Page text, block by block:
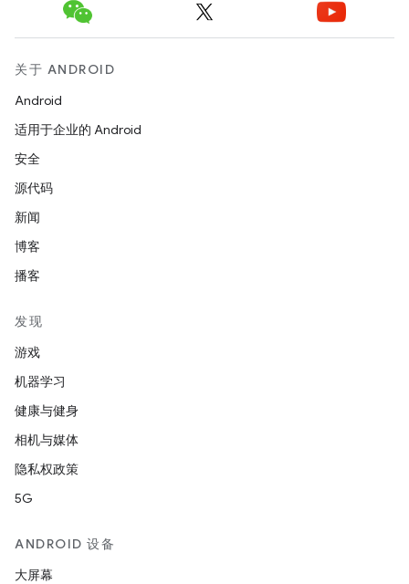
关于 ANDROID
Android
适用于企业的 Android
安全
源代码
新闻
博客
播客
发现
游戏
机器学习
健康与健身
相机与媒体
隐私权政策
5G
ANDROID 设备
大屏幕